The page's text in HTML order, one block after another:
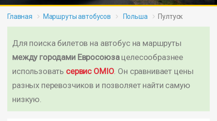
Главная Маршруты автобусов Польша Пултуск
Для поиска билетов на автобус на маршруты
между городами Евросоюзацелесообразнее
использовать сервис OMIO. Он сравнивает цены
разных перевозчиков и позволяет найти самую
низкую.